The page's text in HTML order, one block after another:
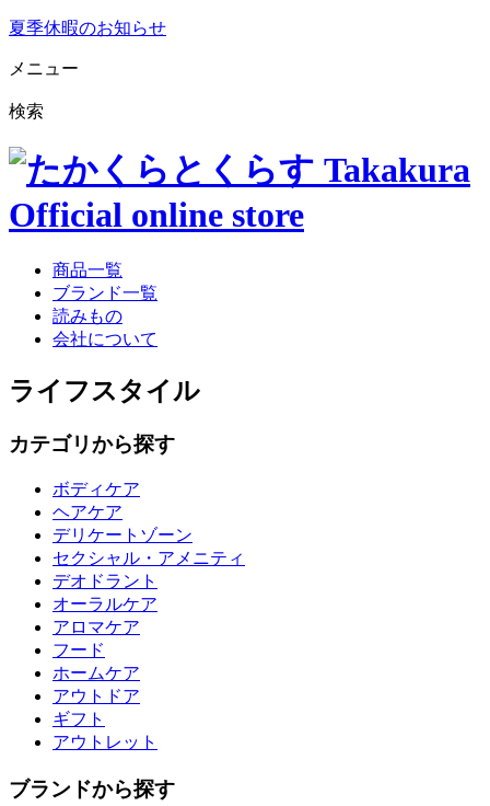
夏季休暇のお知らせ
メニュー
検索
商品一覧
ブランド一覧
読みもの
会社について
ライフスタイル
カテゴリから探す
ボディケア
ヘアケア
デリケートゾーン
セクシャル・アメニティ
デオドラント
オーラルケア
アロマケア
フード
ホームケア
アウトドア
ギフト
アウトレット
ブランドから探す